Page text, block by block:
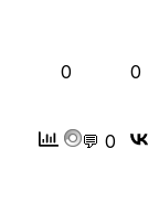
0 0
💬 0